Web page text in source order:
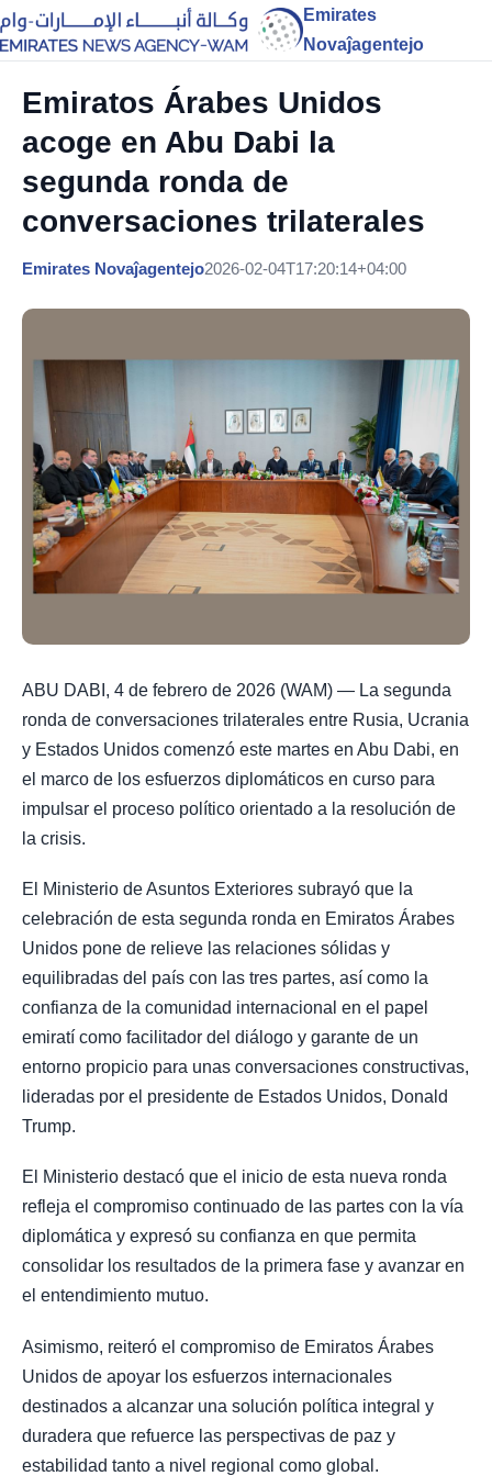
Emirates
Novaĵagentejo
Emiratos Árabes Unidos
acoge en Abu Dabi la
segunda ronda de
conversaciones trilaterales
Emirates Novaĵagentejo2026-02-04T17:20:14+04:00
ABU DABI, 4 de febrero de 2026 (WAM) — La segunda
ronda de conversaciones trilaterales entre Rusia, Ucrania
y Estados Unidos comenzó este martes en Abu Dabi, en
el marco de los esfuerzos diplomáticos en curso para
impulsar el proceso político orientado a la resolución de
la crisis.
El Ministerio de Asuntos Exteriores subrayó que la
celebración de esta segunda ronda en Emiratos Árabes
Unidos pone de relieve las relaciones sólidas y
equilibradas del país con las tres partes, así como la
confianza de la comunidad internacional en el papel
emiratí como facilitador del diálogo y garante de un
entorno propicio para unas conversaciones constructivas,
lideradas por el presidente de Estados Unidos, Donald
Trump.
El Ministerio destacó que el inicio de esta nueva ronda
refleja el compromiso continuado de las partes con la vía
diplomática y expresó su confianza en que permita
consolidar los resultados de la primera fase y avanzar en
el entendimiento mutuo.
Asimismo, reiteró el compromiso de Emiratos Árabes
Unidos de apoyar los esfuerzos internacionales
destinados a alcanzar una solución política integral y
duradera que refuerce las perspectivas de paz y
estabilidad tanto a nivel regional como global.